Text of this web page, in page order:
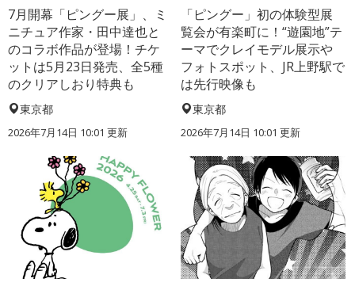
7月開幕「ピングー展」、ミ
ニチュア作家・田中達也と
のコラボ作品が登場！チケ
ットは5月23日発売、全5種
のクリアしおり特典も
東京都
2026年7月14日 10:01 更新
「ピングー」初の体験型展
覧会が有楽町に！“遊園地”テ
ーマでクレイモデル展示や
フォトスポット、JR上野駅で
は先行映像も
東京都
2026年7月14日 10:01 更新